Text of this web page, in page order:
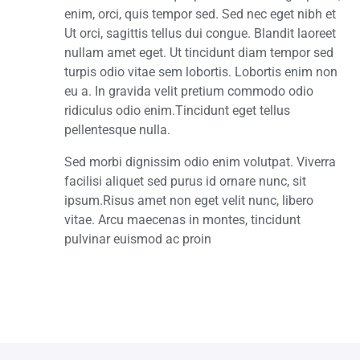
enim, orci, quis tempor sed. Sed nec eget nibh et
Ut orci, sagittis tellus dui congue. Blandit laoreet
nullam amet eget. Ut tincidunt diam tempor sed
turpis odio vitae sem lobortis. Lobortis enim non
eu a. In gravida velit pretium commodo odio
ridiculus odio enim.Tincidunt eget tellus
pellentesque nulla.
Sed morbi dignissim odio enim volutpat. Viverra
facilisi aliquet sed purus id ornare nunc, sit
ipsum.Risus amet non eget velit nunc, libero
vitae. Arcu maecenas in montes, tincidunt
pulvinar euismod ac proin